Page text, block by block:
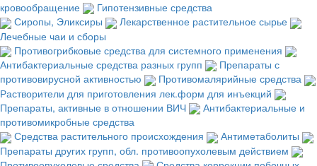
кровообращение
Гипотензивные средства
Сиропы, Эликсиры
Лекарственное растительное сырье
Лечебные чаи и сборы
Противогрибковые средства для системного применения
Антибактериальные средства разных групп
Препараты с
противовирусной активностью
Противомалярийные средства
Растворители для приготовления лек.форм для инъекций
Препараты, активные в отношении ВИЧ
Антибактериальные и
противомикробные средства
Средства растительного происхождения
Антиметаболиты
Препараты других групп, обл. противоопухолевым действием